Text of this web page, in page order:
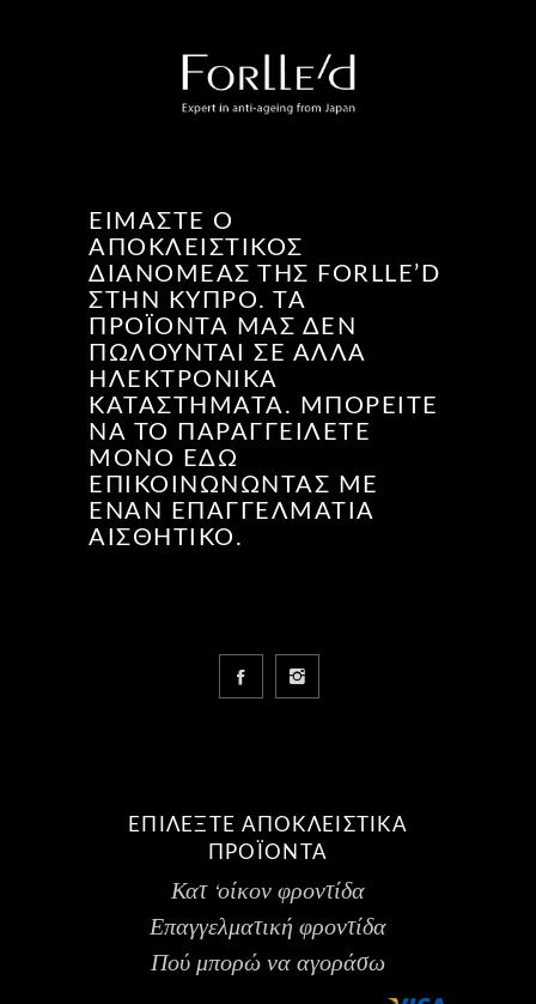
ΕΊΜΑΣΤΕ Ο
ΑΠΟΚΛΕΙΣΤΙΚΌΣ
ΔΙΑΝΟΜΈΑΣ ΤΗΣ FORLLE’D
ΣΤΗΝ ΚΎΠΡΟ. ΤΑ
ΠΡΟΪΌΝΤΑ ΜΑΣ ΔΕΝ
ΠΩΛΟΎΝΤΑΙ ΣΕ ΆΛΛΑ
ΗΛΕΚΤΡΟΝΙΚΆ
ΚΑΤΑΣΤΉΜΑΤΑ. ΜΠΟΡΕΊΤΕ
ΝΑ ΤΟ ΠΑΡΑΓΓΕΊΛΕΤΕ
ΜΌΝΟ ΕΔΏ
ΕΠΙΚΟΙΝΩΝΏΝΤΑΣ ΜΕ
ΈΝΑΝ ΕΠΑΓΓΕΛΜΑΤΊΑ
ΑΙΣΘΗΤΙΚΌ.
ΕΠΙΛΕΞΤΕ ΑΠΟΚΛΕΙΣΤΙΚΑ
ΠΡΟΪΟΝΤΑ
Κατ ‘οίκον φροντίδα
Επαγγελματική φροντίδα
Πού μπορώ να αγοράσω